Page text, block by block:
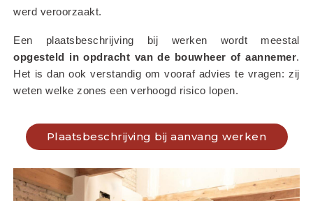
werd veroorzaakt.
opgesteld in opdracht van de bouwheer of aannemer.
Het is dan ook verstandig om vooraf advies te vragen: zij
weten welke zones een verhoogd risico lopen.
Plaatsbeschrijving bij aanvang werken